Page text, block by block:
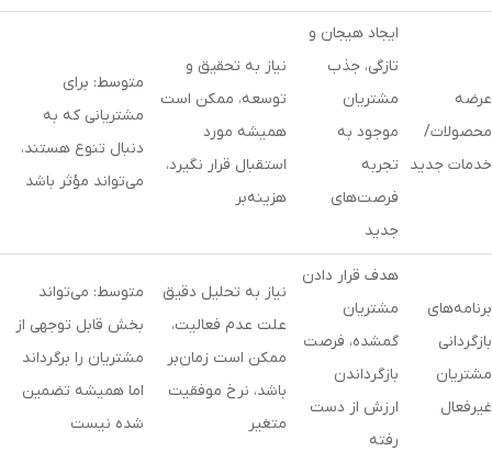
عرضه
محصولات/
خدمات جدید
ایجاد هیجان و
تازگی، جذب
مشتریان
موجود به
تجربه
فرصت‌های
جدید
نیاز به تحقیق و
توسعه، ممکن است
همیشه مورد
استقبال قرار نگیرد،
هزینه‌بر
متوسط: برای
مشتریانی که به
دنبال تنوع هستند،
می‌تواند مؤثر باشد
برنامه‌های
بازگردانی
مشتریان
غیرفعال
هدف قرار دادن
مشتریان
گمشده، فرصت
بازگرداندن
ارزش از دست
رفته
نیاز به تحلیل دقیق
علت عدم فعالیت،
ممکن است زمان‌بر
باشد، نرخ موفقیت
متغیر
متوسط: می‌تواند
بخش قابل توجهی از
مشتریان را برگرداند
اما همیشه تضمین
شده نیست